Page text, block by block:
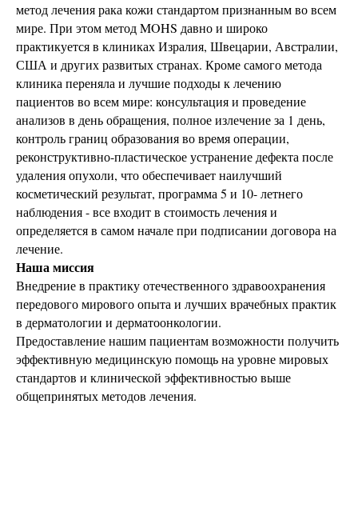
метод лечения рака кожи стандартом признанным во всем
мире. При этом метод MOHS давно и широко
практикуется в клиниках Изралия, Швецарии, Австралии,
США и других развитых странах. Кроме самого метода
клиника переняла и лучшие подходы к лечению
пациентов во всем мире: консультация и проведение
анализов в день обращения, полное излечение за 1 день,
контроль границ образования во время операции,
реконструктивно-пластическое устранение дефекта после
удаления опухоли, что обеспечивает наилучший
косметический результат, программа 5 и 10- летнего
наблюдения - все входит в стоимость лечения и
определяется в самом начале при подписании договора на
лечение.
Наша миссия
Внедрение в практику отечественного здравоохранения
передового мирового опыта и лучших врачебных практик
в дерматологии и дерматоонкологии.
Предоставление нашим пациентам возможности получить
эффективную медицинскую помощь на уровне мировых
стандартов и клинической эффективностью выше
общепринятых методов лечения.